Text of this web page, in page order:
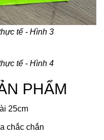
tế - Hình 3
tế - Hình 4
PHẨM
25cm
chắc chắn